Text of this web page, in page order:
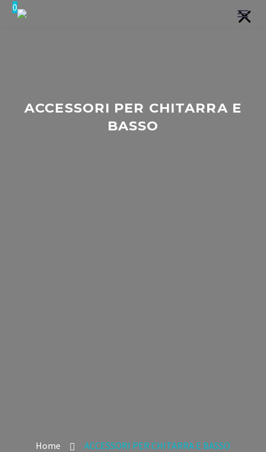
0
ACCESSORI PER CHITARRA E
BASSO
Home ACCESSORI PER CHITARRA E BASSO